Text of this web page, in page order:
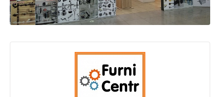
Свободные помещения
Развитие инфраструктуры вокруг ТК
Транспортная доступность